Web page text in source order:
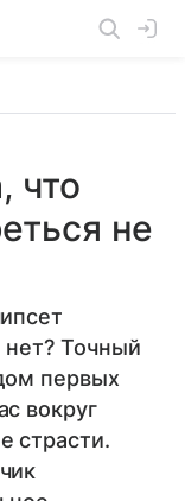
что
не
нет? Точный
первых
вокруг
страсти.